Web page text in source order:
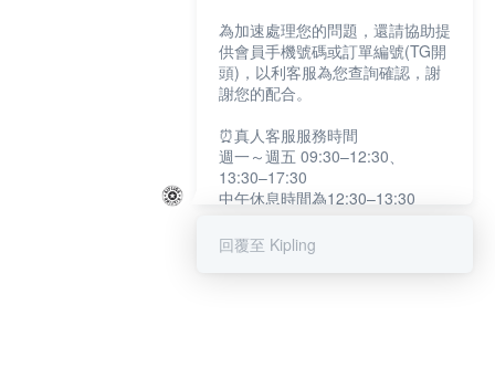
為加速處理您的問題，還請協助提
供會員手機號碼或訂單編號(TG開
頭)，以利客服為您查詢確認，謝
謝您的配合。
⏰真人客服服務時間
週一～週五 09:30–12:30、
13:30–17:30
中午休息時間為12:30–13:30
提醒您：系統會自動已讀訊息，如
回覆至 Kipling